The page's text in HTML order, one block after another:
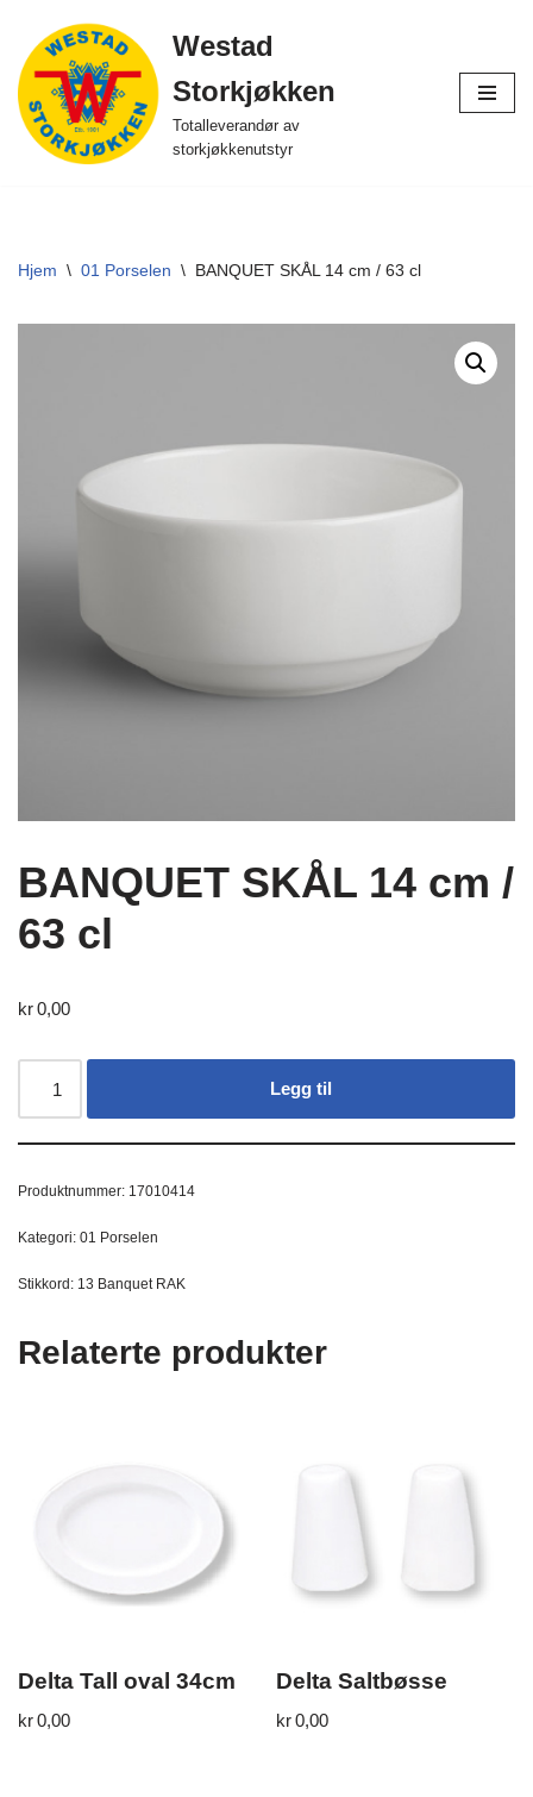
Hopp
til
innholdet
Westad
Storkjøkken
Totalleverandør av
storkjøkkenutstyr
Hjem \ 01 Porselen \ BANQUET SKÅL 14 cm / 63 cl
BANQUET SKÅL 14 cm /
63 cl
kr0,00
Legg til
Produktnummer: 17010414
Kategori: 01 Porselen
Stikkord: 13 Banquet RAK
Relaterte produkter
Delta Tall oval 34cm
kr0,00
Delta Saltbøsse
kr0,00